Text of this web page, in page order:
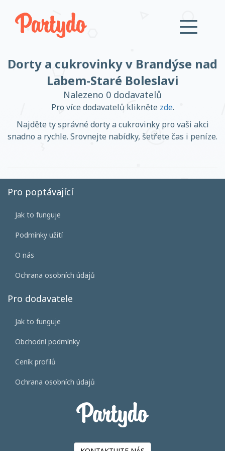
Přihlásit se
Založit účet
Dorty a cukrovinky v Brandýse nad
Labem-Staré Boleslavi
Nalezeno 0 dodavatelů
Pro více dodavatelů klikněte zde.
Najděte ty správné dorty a cukrovinky pro vaši akci
snadno a rychle. Srovnejte nabídky, šetřete čas i peníze.
Pro poptávající
Jak to funguje
Podmínky užití
O nás
Ochrana osobních údajů
Pro dodavatele
Jak to funguje
Obchodní podmínky
Ceník profilů
Ochrana osobních údajů